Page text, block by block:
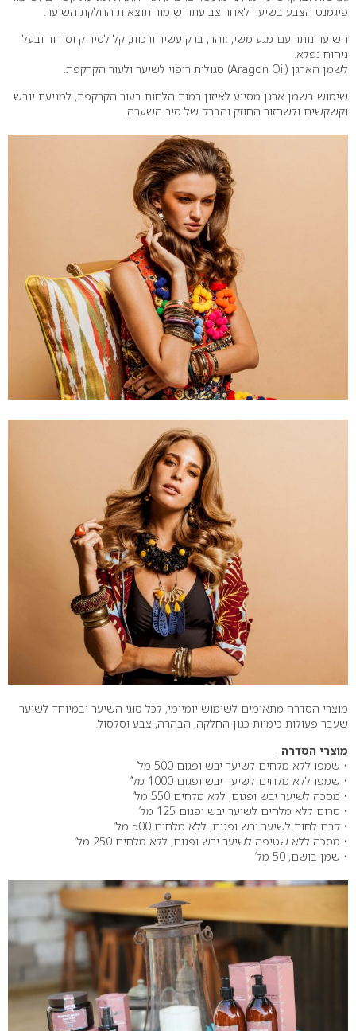
פיגמנט הצבע בשיער לאחר צביעתו ושימור תוצאות החלקת השיער.
השיער נותר עם מגע משי, זוהר, ברק עשיר ורכות, קל לסירוק וסידור ובעל
ניחוח נפלא.
לשמן הארגן (Aragon Oil) סגולות ריפוי לשיער ולעור הקרקפת.
שימוש בשמן ארגן מסייע לאיזון רמות הלחות בעור הקרקפת, למניעת יובש
וקשקשים ולשחזור החוזק והברק של סיב השערה.
מוצרי הסדרה מתאימים לשימוש יומיומי, לכל סוגי השיער ובמיוחד לשיער
שעבר פעולות כימיות כגון החלקה, הבהרה, צבע וסלסול.
מוצרי הסדרה
• שמפו ללא מלחים לשיער יבש ופגום 500 מל’
• שמפו ללא מלחים לשיער יבש ופגום 1000 מל’
• מסכה לשיער יבש ופגום, ללא מלחים 550 מל’
• סרום ללא מלחים לשיער יבש ופגום 125 מל’
• קרם לחות לשיער יבש ופגום, ללא מלחים 500 מל’
• מסכה ללא שטיפה לשיער יבש ופגום, ללא מלחים 250 מל’
• שמן בושם, 50 מל’